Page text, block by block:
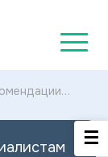
и лечение
взрослых 2024